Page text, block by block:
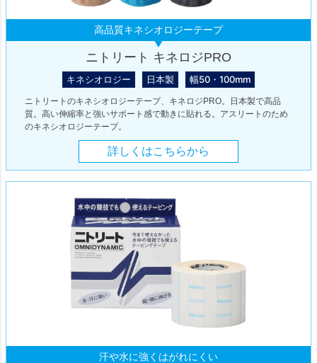
高品質キネシオロジーテープ
ニトリート キネロジPRO
キネシオロジー 日本製 幅50・100mm
ニトリートのキネシオロジーテープ、キネロジPRO。日本製で高品
質。高い伸縮率と強いサポート感で動きに貼れる。アスリートのため
のキネシオロジーテープ。
詳しくはこちらから
汗や水に強くはがれにくい